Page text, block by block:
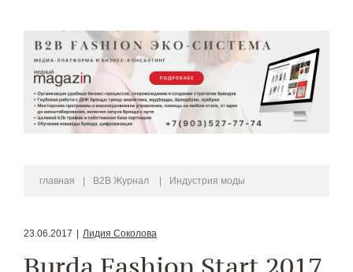
главная B2B Журнал Индустрия моды
23.06.2017 Лидия Соколова